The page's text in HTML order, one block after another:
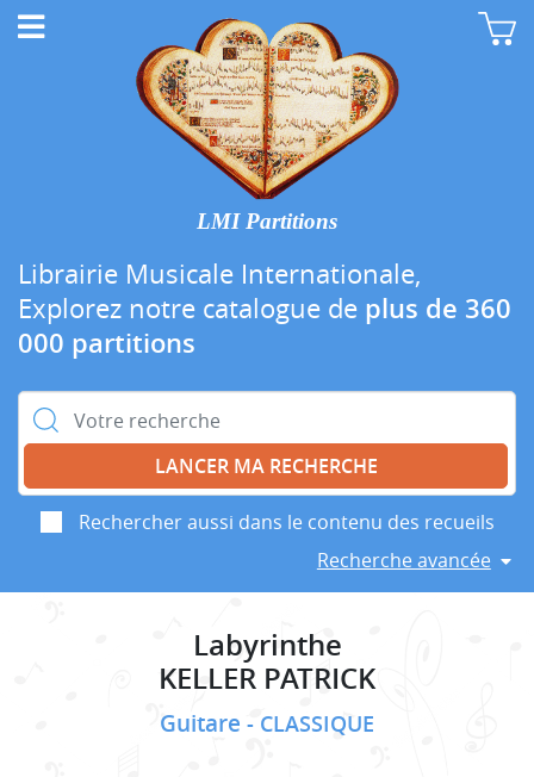
LMI Partitions
Librairie Musicale Internationale,
Explorez notre catalogue de plus de 360
000 partitions
Rechercher :
Rechercher aussi dans le contenu des recueils
Recherche avancée
Labyrinthe
KELLER PATRICK
Guitare CLASSIQUE